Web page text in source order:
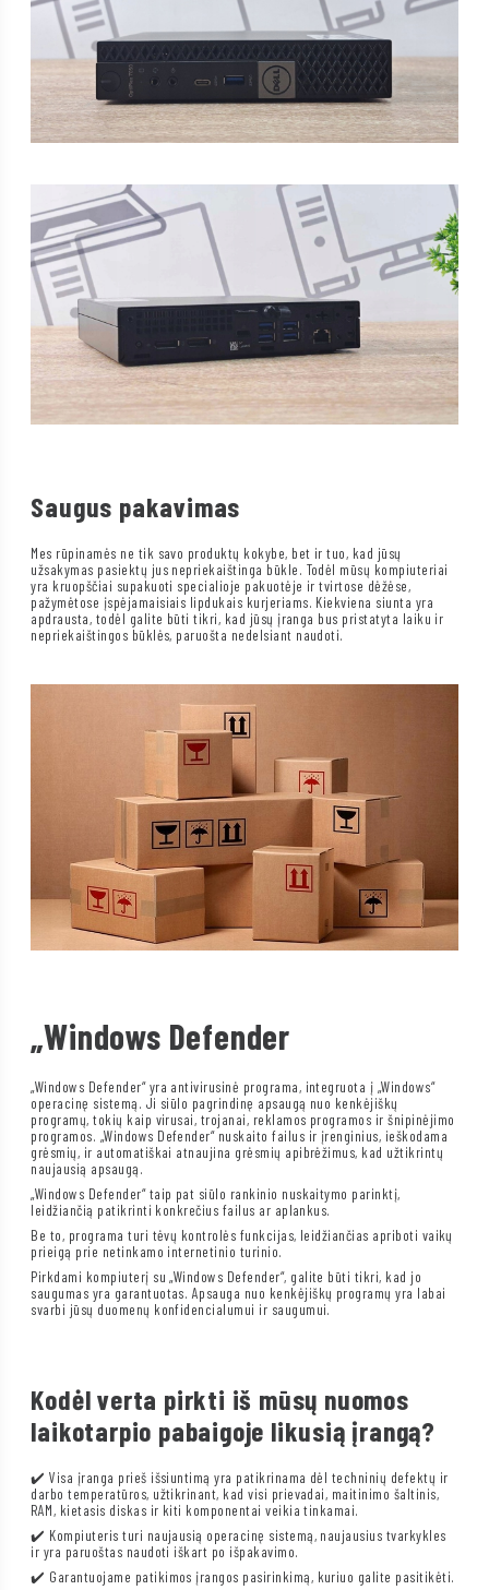
Saugus pakavimas
Mes rūpinamės ne tik savo produktų kokybe, bet ir tuo, kad jūsų
užsakymas pasiektų jus nepriekaištinga būkle. Todėl mūsų kompiuteriai
yra kruopščiai supakuoti specialioje pakuotėje ir tvirtose dėžėse,
pažymėtose įspėjamaisiais lipdukais kurjeriams. Kiekviena siunta yra
apdrausta, todėl galite būti tikri, kad jūsų įranga bus pristatyta laiku ir
nepriekaištingos būklės, paruošta nedelsiant naudoti.
„Windows Defender
„Windows Defender“ yra antivirusinė programa, integruota į „Windows“
operacinę sistemą. Ji siūlo pagrindinę apsaugą nuo kenkėjiškų
programų, tokių kaip virusai, trojanai, reklamos programos ir šnipinėjimo
programos. „Windows Defender“ nuskaito failus ir įrenginius, ieškodama
grėsmių, ir automatiškai atnaujina grėsmių apibrėžimus, kad užtikrintų
naujausią apsaugą.
„Windows Defender“ taip pat siūlo rankinio nuskaitymo parinktį,
leidžiančią patikrinti konkrečius failus ar aplankus.
Be to, programa turi tėvų kontrolės funkcijas, leidžiančias apriboti vaikų
prieigą prie netinkamo internetinio turinio.
Pirkdami kompiuterį su „Windows Defender“, galite būti tikri, kad jo
saugumas yra garantuotas. Apsauga nuo kenkėjiškų programų yra labai
svarbi jūsų duomenų konfidencialumui ir saugumui.
Kodėl verta pirkti iš mūsų nuomos
laikotarpio pabaigoje likusią įrangą?
✔️ Visa įranga prieš išsiuntimą yra patikrinama dėl techninių defektų ir
darbo temperatūros, užtikrinant, kad visi prievadai, maitinimo šaltinis,
RAM, kietasis diskas ir kiti komponentai veikia tinkamai.
✔️ Kompiuteris turi naujausią operacinę sistemą, naujausius tvarkykles
ir yra paruoštas naudoti iškart po išpakavimo.
✔️ Garantuojame patikimos įrangos pasirinkimą, kuriuo galite pasitikėti.